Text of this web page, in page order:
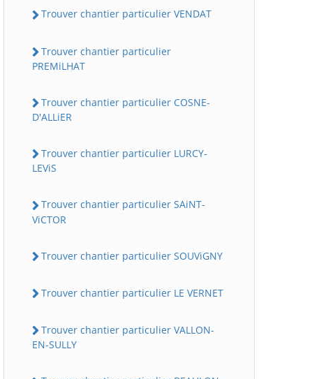
Trouver chantier particulier VENDAT
Trouver chantier particulier
PREMiLHAT
Trouver chantier particulier COSNE-
D'ALLiER
Trouver chantier particulier LURCY-
LEViS
Trouver chantier particulier SAiNT-
ViCTOR
Trouver chantier particulier SOUViGNY
Trouver chantier particulier LE VERNET
Trouver chantier particulier VALLON-
EN-SULLY